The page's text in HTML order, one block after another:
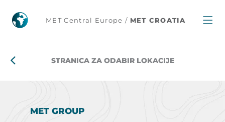
Stranica
odabir
MET Central Europe / MET CROATIA
STRANICA ZA ODABIR LOKACIJE
MET GROUP